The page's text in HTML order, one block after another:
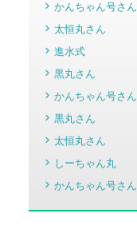
かんちゃん号さん
太恒丸さん
進水式
黒丸さん
かんちゃん号さん
黒丸さん
太恒丸さん
しーちゃん丸
かんちゃん号さん